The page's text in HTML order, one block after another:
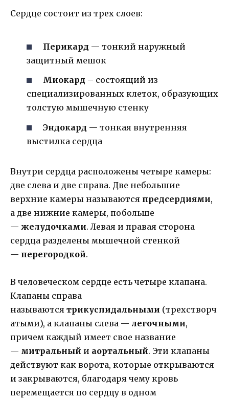
Сердце состоит из трех слоев:
Перикард — тонкий наружный
защитный мешок
Миокард – состоящий из
специализированных клеток, образующих
толстую мышечную стенку
Эндокард — тонкая внутренняя
выстилка сердца
Внутри сердца расположены четыре камеры:
две слева и две справа. Две небольшие
верхние камеры называются предсердиями,
а две нижние камеры, побольше
— желудочками. Левая и правая сторона
сердца разделены мышечной стенкой
— перегородкой.
В человеческом сердце есть четыре клапана.
Клапаны справа
называются трикуспидальными (трехстворч
атыми), а клапаны слева — легочными,
причем каждый имеет свое название
— митральный и аортальный. Эти клапаны
действуют как ворота, которые открываются
и закрываются, благодаря чему кровь
перемещается по сердцу в одном